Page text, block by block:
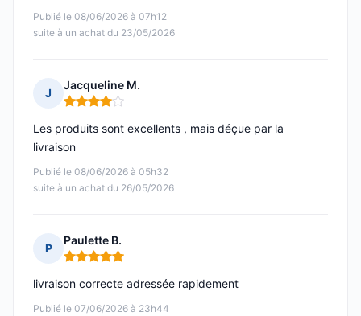
Publié le 08/06/2026 à 07h12
suite à un achat du 23/05/2026
J
Jacqueline M.
Note : 4 sur 5
Publié le 08/06/2026 à 05h32
suite à un achat du 26/05/2026
Les produits sont excellents , mais déçue par la
livraison
P
Paulette B.
Note : 5 sur 5
Publié le 07/06/2026 à 23h44
livraison correcte adressée rapidement